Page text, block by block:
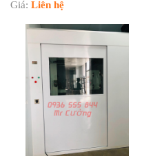
Giá: Liên hệ